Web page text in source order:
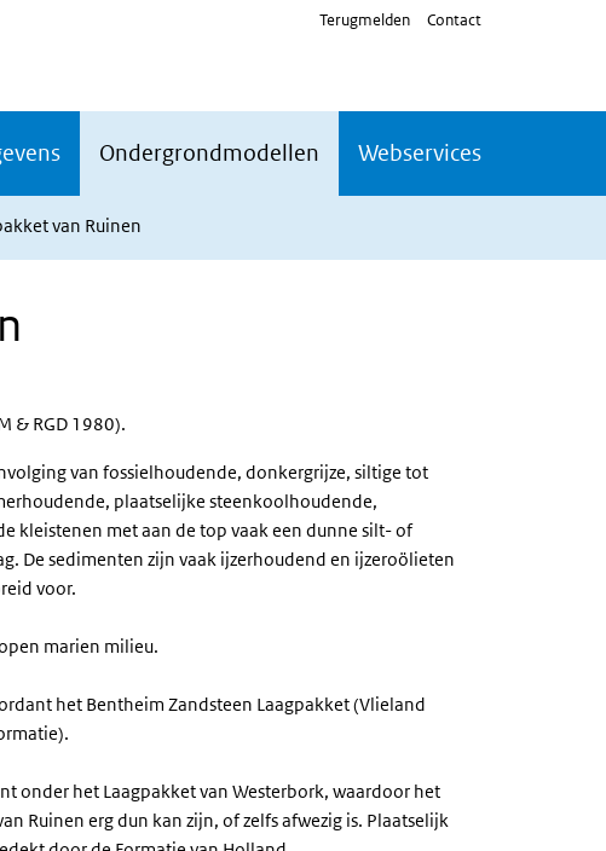
Terugmelden Contact
Ondergrondmodellen Webservices
van Ruinen
& RGD 1980).
van fossielhoudende, donkergrijze, siltige tot
plaatselijke steenkoolhoudende,
kleistenen met aan de top vaak een dunne silt- of
De sedimenten zijn vaak ijzerhoudend en ijzeroölieten
voor.
marien milieu.
het Bentheim Zandsteen Laagpakket (Vlieland
onder het Laagpakket van Westerbork, waardoor het
Ruinen erg dun kan zijn, of zelfs afwezig is. Plaatselijk